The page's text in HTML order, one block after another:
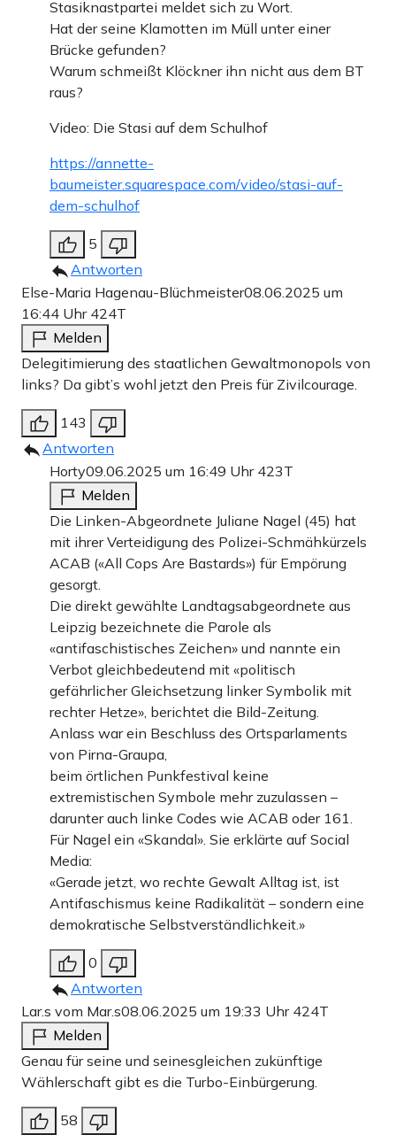
Stasiknastpartei meldet sich zu Wort.
Hat der seine Klamotten im Müll unter einer
Brücke gefunden?
Warum schmeißt Klöckner ihn nicht aus dem BT
raus?
Video: Die Stasi auf dem Schulhof
https://annette-
baumeister.squarespace.com/video/stasi-auf-
dem-schulhof
5
Antworten
Else-Maria Hagenau-Blüchmeister08.06.2025 um
16:44 Uhr 424T
Melden
Delegitimierung des staatlichen Gewaltmonopols von
links? Da gibt’s wohl jetzt den Preis für Zivilcourage.
143
Antworten
Horty09.06.2025 um 16:49 Uhr 423T
Melden
Die Linken-Abgeordnete Juliane Nagel (45) hat
mit ihrer Verteidigung des Polizei-Schmähkürzels
ACAB («All Cops Are Bastards») für Empörung
gesorgt.
Die direkt gewählte Landtagsabgeordnete aus
Leipzig bezeichnete die Parole als
«antifaschistisches Zeichen» und nannte ein
Verbot gleichbedeutend mit «politisch
gefährlicher Gleichsetzung linker Symbolik mit
rechter Hetze», berichtet die Bild-Zeitung.
Anlass war ein Beschluss des Ortsparlaments
von Pirna-Graupa,
beim örtlichen Punkfestival keine
extremistischen Symbole mehr zuzulassen –
darunter auch linke Codes wie ACAB oder 161.
Für Nagel ein «Skandal». Sie erklärte auf Social
Media:
«Gerade jetzt, wo rechte Gewalt Alltag ist, ist
Antifaschismus keine Radikalität – sondern eine
demokratische Selbstverständlichkeit.»
0
Antworten
Lar.s vom Mar.s08.06.2025 um 19:33 Uhr 424T
Melden
Genau für seine und seinesgleichen zukünftige
Wählerschaft gibt es die Turbo-Einbürgerung.
58